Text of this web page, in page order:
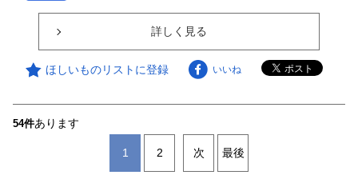
詳しく見る
ほしいものリストに登録 いいね
54件あります
1 2 次 最後